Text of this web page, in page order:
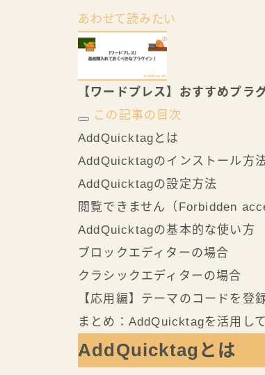
あわせて読みたい
【ワードプレス】おすすめプラ
この記事の目次
AddQuicktagとは
AddQuicktagのインストール方
AddQuicktagの設定方法
閲覧できません（Forbidden
AddQuicktagの基本的な使い方
ブロックエディターの場合
クラシックエディターの場合
【応用編】テーマのコードを登
まとめ：AddQuicktagを活用し
AddQuicktagとは